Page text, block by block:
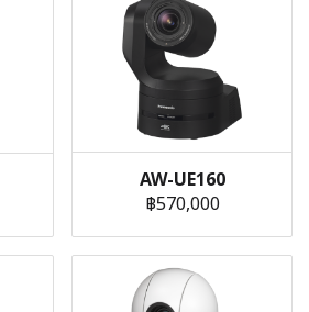
AW-UE160
฿570,000